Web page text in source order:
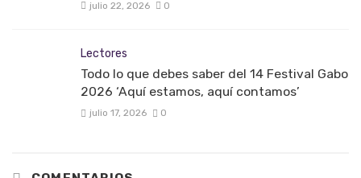
julio 22, 2026 0
Lectores
Todo lo que debes saber del 14 Festival Gabo
2026 ‘Aquí estamos, aquí contamos’
julio 17, 2026 0